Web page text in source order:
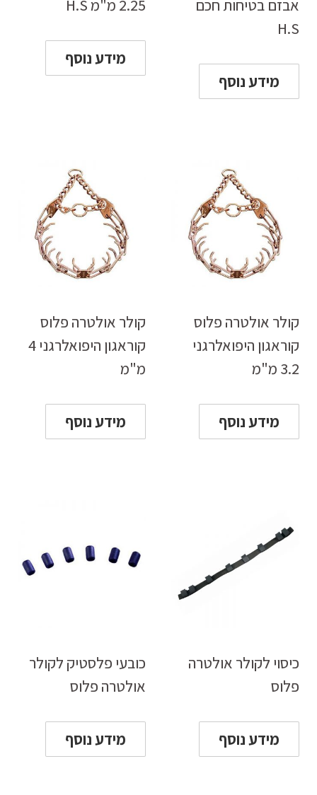
אבזם בטיחות חכם
H.S
מידע נוסף
2.25 מ"מ H.S
מידע נוסף
קולר אולטרה פלוס
קוראגון היפואלרגני
3.2 מ"מ
מידע נוסף
קולר אולטרה פלוס
קוראגון היפואלרגני 4
מ"מ
מידע נוסף
כיסוי לקולר אולטרה
פלוס
מידע נוסף
כובעי פלסטיק לקולר
אולטרה פלוס
מידע נוסף